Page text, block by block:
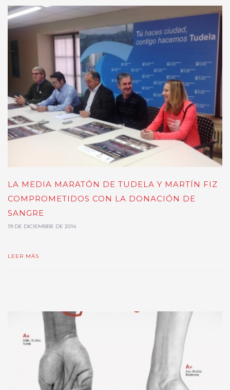
LA MEDIA MARATÓN DE TUDELA Y MARTÍN FIZ
COMPROMETIDOS CON LA DONACIÓN DE
SANGRE
19 DE DICIEMBRE DE 2014
LEER MÁS